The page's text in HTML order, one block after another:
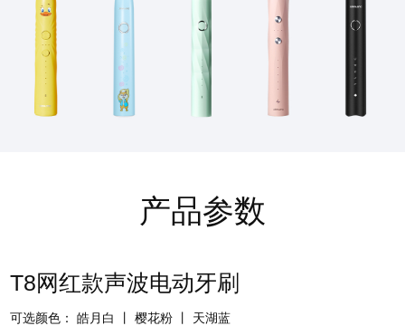
产品参数
T8网红款声波电动牙刷
可选颜色： 皓月白 丨 樱花粉 丨 天湖蓝